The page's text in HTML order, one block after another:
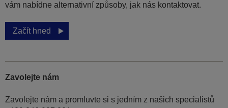
vám nabídne alternativní způsoby, jak nás kontaktovat.
Začít hned
Zavolejte nám
Zavolejte nám a promluvte si s jedním z našich specialistů